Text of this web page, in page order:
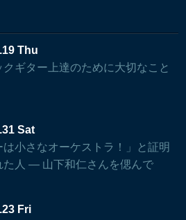
Thu
クギター上達のために大切なこと
Sat
は小さなオーケストラ！」と証明
た人 — 山下和仁さんを偲んで
Fri